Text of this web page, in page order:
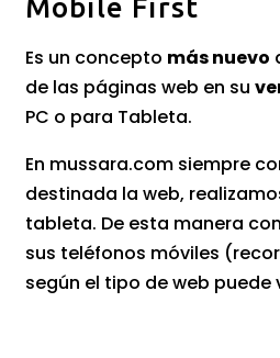
Mobile First
Es un concepto más nuevo
de las páginas web en su
PC o para Tableta.
En mussara.com siempre
destinada la web,
tableta. De esta manera
sus teléfonos móviles
según el tipo de web